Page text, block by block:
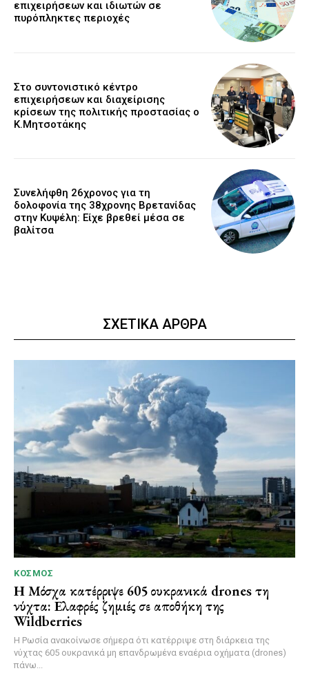
επιχειρήσεων και ιδιωτών σε
πυρόπληκτες περιοχές
Στο συντονιστικό κέντρο
επιχειρήσεων και διαχείρισης
κρίσεων της πολιτικής προστασίας ο
Κ.Μητσοτάκης
Συνελήφθη 26χρονος για τη
δολοφονία της 38χρονης Βρετανίδας
στην Κυψέλη: Είχε βρεθεί μέσα σε
βαλίτσα
ΣΧΕΤΙΚΑ ΑΡΘΡΑ
ΚΌΣΜΟΣ
Η Μόσχα κατέρριψε 605 ουκρανικά drones τη
νύχτα: Ελαφρές ζημιές σε αποθήκη της
Wildberries
Η Ρωσία ανακοίνωσε σήμερα ότι κατέρριψε στη διάρκεια της
νύχτας 605 ουκρανικά μη επανδρωμένα εναέρια οχήματα (drones)
πάνω...